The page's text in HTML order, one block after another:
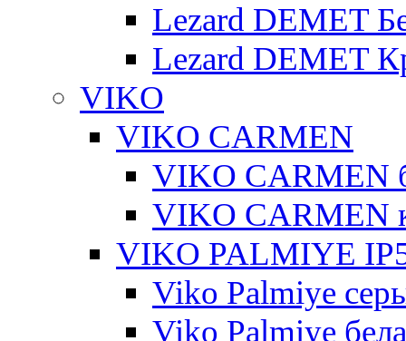
Lezard DEMET
Lezard DEMET
VIKO
VIKO CARMEN
VIKO CARMEN
VIKO CARMEN
VIKO PALMIYE
Viko Palmiye
Viko Palmiye